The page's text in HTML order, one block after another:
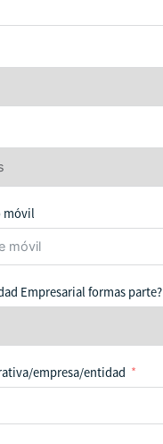
móvil
Empresarial formas parte?
empresa/entidad